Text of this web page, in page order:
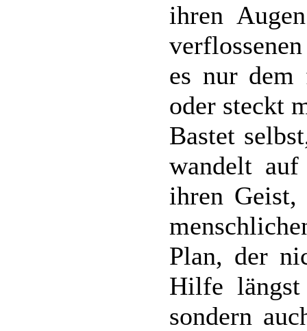
ihren
es nur dem
oder steckt
Bastet
wandelt auf
ihren
Plan, der
Hilfe längst
sondern